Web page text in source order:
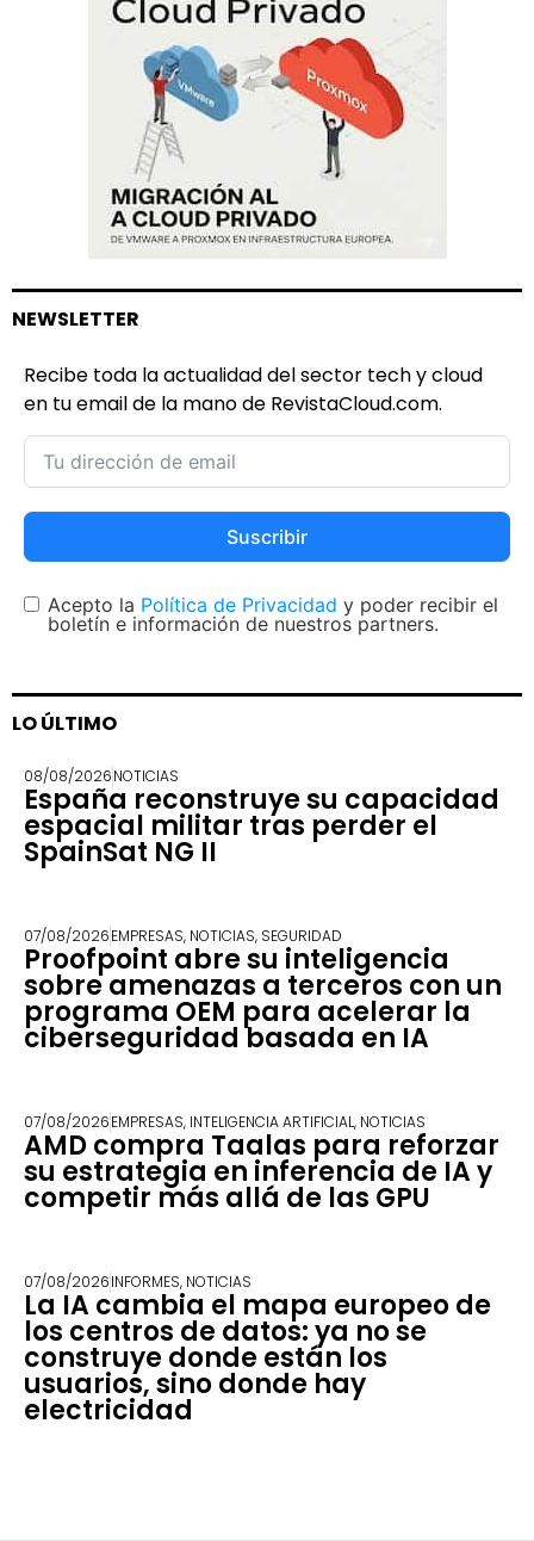
NEWSLETTER
Recibe toda la actualidad del sector tech y cloud
en tu email de la mano de RevistaCloud.com.
Suscribir
Acepto la Política de Privacidad y poder recibir el
boletín e información de nuestros partners.
LO ÚLTIMO
08/08/2026NOTICIAS
España reconstruye su capacidad
espacial militar tras perder el
SpainSat NG II
07/08/2026EMPRESAS, NOTICIAS, SEGURIDAD
Proofpoint abre su inteligencia
sobre amenazas a terceros con un
programa OEM para acelerar la
ciberseguridad basada en IA
07/08/2026EMPRESAS, INTELIGENCIA ARTIFICIAL, NOTICIAS
AMD compra Taalas para reforzar
su estrategia en inferencia de IA y
competir más allá de las GPU
07/08/2026INFORMES, NOTICIAS
La IA cambia el mapa europeo de
los centros de datos: ya no se
construye donde están los
usuarios, sino donde hay
electricidad